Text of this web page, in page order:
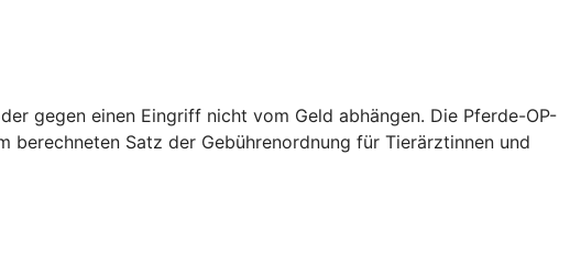
gegen einen Eingriff nicht vom Geld abhängen. Die Pferde-OP-
berechneten Satz der Gebührenordnung für Tierärztinnen und